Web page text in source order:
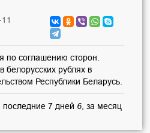
по соглашению сторон.
белорусских рублях в
Республики Беларусь.
последние 7 дней 6 , за месяц